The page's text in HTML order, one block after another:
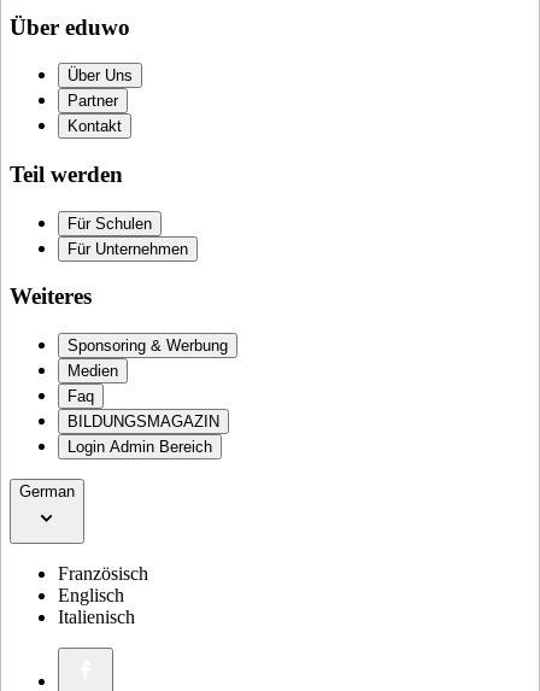
Über eduwo
Über Uns
Partner
Kontakt
Teil werden
Für Schulen
Für Unternehmen
Weiteres
Sponsoring & Werbung
Medien
Faq
BILDUNGSMAGAZIN
Login Admin Bereich
German
Französisch
Englisch
Italienisch